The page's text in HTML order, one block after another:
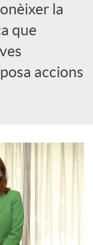
la
que
accions